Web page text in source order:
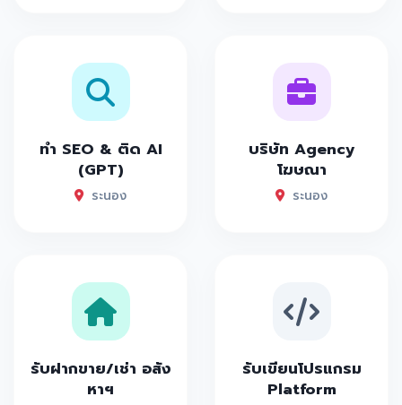
ทำ SEO & ติด AI
(GPT)
ระนอง
บริษัท Agency
โฆษณา
ระนอง
รับฝากขาย/เช่า อสัง
หาฯ
รับเขียนโปรแกรม
Platform